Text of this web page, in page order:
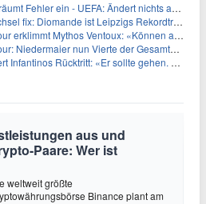
Fehler ein - UEFA: Ändert nichts an Boykott
fix: Diomande ist Leipzigs Rekordtransfer
Mythos Ventoux: «Können alles schaffen»
Niedermaier nun Vierte der Gesamtwertung
Infantinos Rücktritt: «Er sollte gehen. Jetzt»
aus und
Paare: Wer ist
weltweit größte
Binance plant am